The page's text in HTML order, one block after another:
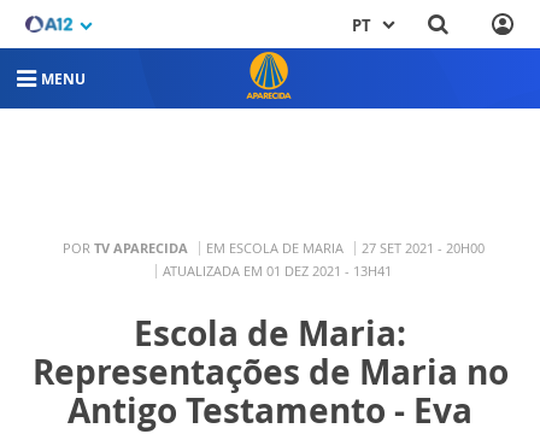
PT
MENU
POR TV APARECIDA EM ESCOLA DE MARIA
27 SET 2021 - 20H00
ATUALIZADA EM 01 DEZ 2021 - 13H41
Escola de Maria:
Representações de Maria no
Antigo Testamento - Eva